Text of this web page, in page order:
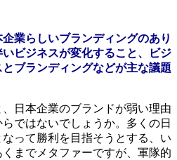
業らしいブランディングのあり
ビジネスが変化すること、ビジ
ブランディングなどが主な議題
日本企業のブランドが弱い理由
ではないでしょうか。多くの日
って勝利を目指そうとする、い
までメタファーですが、軍隊的